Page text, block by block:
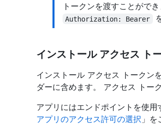
トークンを渡すことがで
Authorization: Bearer
インストール アクセス ト
インストール アクセス トークン
ダーに含めます。 アクセス トー
アプリにはエンドポイントを使
アプリのアクセス許可の選択 」を